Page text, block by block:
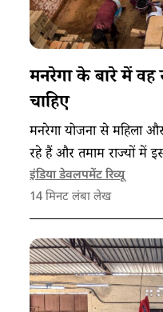
मनरेगा के बारे में
चाहिए
मनरेगा योजना से महिला
रहे हैं और तमाम राज्यों में
इंडिया डेवलपमेंट रिव्यू
14 मिनट लंबा लेख